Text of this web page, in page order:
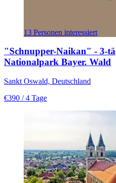
13 Personen interessiert
"Schnupper-Naikan" - 3-
Nationalpark Bayer. Wald
Sankt Oswald, Deutschland
€390 / 4 Tage